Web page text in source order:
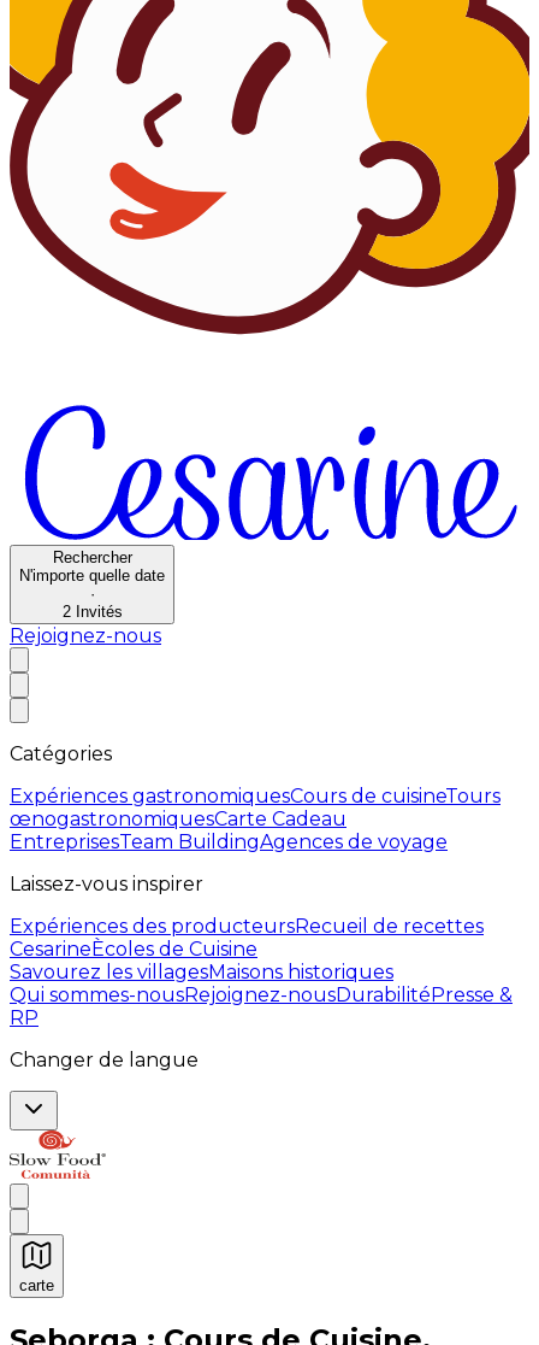
Rechercher
N'importe quelle date
·
2 Invités
Rejoignez-nous
Catégories
Expériences gastronomiquesCours de cuisineTours
œnogastronomiquesCarte Cadeau
EntreprisesTeam BuildingAgences de voyage
Laissez-vous inspirer
Expériences des producteursRecueil de recettes
CesarineÈcoles de Cuisine
Savourez les villagesMaisons historiques
Qui sommes-nousRejoignez-nousDurabilitéPresse &
RP
Changer de langue
carte
Expériences culinaires inoubliables : Expériences